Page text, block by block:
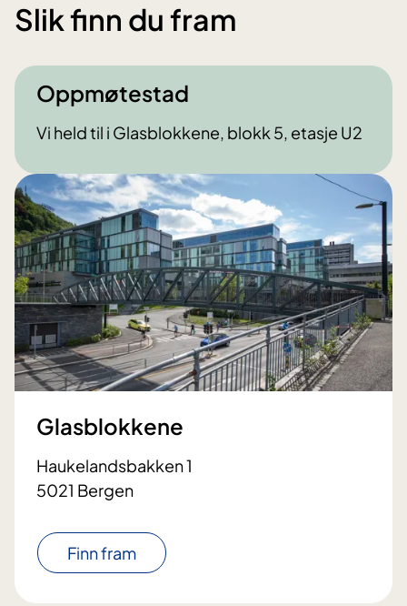
Slik finn du fram
Oppmøtestad
Vi held til i Glasblokkene, blokk 5, etasje U2
Glasblokkene
Haukelandsbakken 1
5021 Bergen
Finn fram